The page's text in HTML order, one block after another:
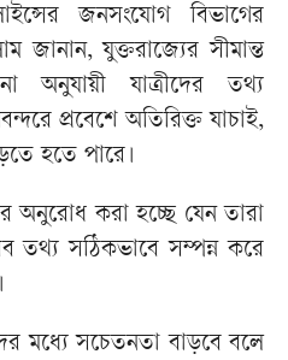
জনসংযোগ বিভাগের
জানান, যুক্তরাজ্যের সীমান্ত
অনুযায়ী যাত্রীদের তথ্য
প্রবেশে অতিরিক্ত যাচাই,
হতে পারে।
অনুরোধ করা হচ্ছে যেন তারা
তথ্য সঠিকভাবে সম্পন্ন করে
মধ্যে সচেতনতা বাড়বে বলে